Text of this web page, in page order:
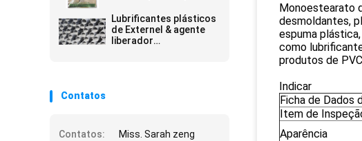
China do aditivo
plástico
Lubrificantes plásticos
de Externel & agente
liberador
Contatos
Contatos:
Miss. Sarah zeng
Monoestearato
desmoldantes,
espuma
como
produtos de
Indicar
Ficha de Dados
Item de
Aparência